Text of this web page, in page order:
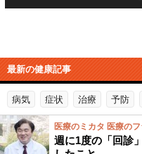
最新の健康記事
病気 症状 治療 予防
医療のミカタ 医療の
週に1度の「回診